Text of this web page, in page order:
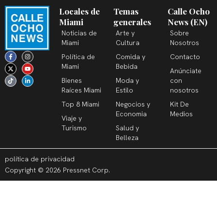
F
a
c
e
b
o
o
I
n
s
t
a
g
r
X
-
t
w
i
t
t
Y
o
u
t
u
b
e
T
i
k
t
o
k
L
i
n
k
e
d
i
Locales de
Miami
Noticias de
Miami
Política de
Miami
Bienes
Raíces Miami
Top 8 Miami
Viaje y
Turismo
Temas
generales
Arte y
Cultura
Comida y
Bebida
Moda y
Estilo
Negocios y
Economia
Salud y
Belleza
Calle Ocho
News (EN)
Sobre
Nosotros
Contacto
Anúnciate
con
nosotros
Kit De
Medios
Copyright © 2026 Pressnet Corp.
política de privacidad